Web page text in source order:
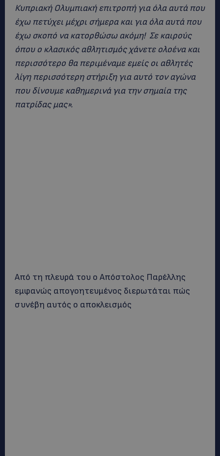
Κυπριακή Ολυμπιακή επιτροπή για όλα αυτά που
έχω πετύχει μέχρι σήμερα και για όλα αυτά που
έχω σκοπό να κατορθώσω ακόμη! Σε καιρούς
όπου ο κλασικός αθλητισμός χάνετε ολοένα και
περισσότερο θα περιμέναμε εμείς οι αθλητές
λίγη περισσότερη στήριξη για αυτό τον αγώνα
που δίνουμε καθημερινά για την σημαία της
πατρίδας μας».
Από τη πλευρά του ο Απόστολος Παρέλλης
εμφανώς απογοητευμένος διερωτάται πώς
συνέβη αυτός ο αποκλεισμός